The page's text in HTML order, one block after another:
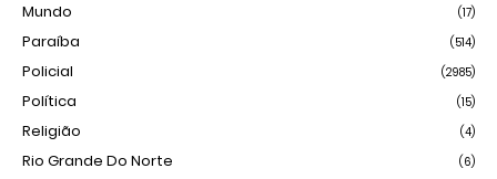
Mundo (17)
Paraíba (514)
Policial (2985)
Política (15)
Religião (4)
Rio Grande Do Norte (6)